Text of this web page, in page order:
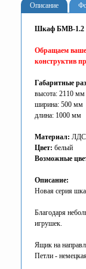
Описание
Шкаф БМВ-1.2
Обращаем ваше
конструктив
Габаритные
высота: 2110 мм
ширина: 500 мм
длина: 1000 мм
Материал:
Цвет: белый
Возможные
Описание:
Новая серия
Благодаря
игрушек.
Ящик на
Петли -